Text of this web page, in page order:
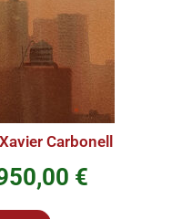
Carbonell
€